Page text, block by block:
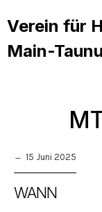
Verein für
Main-
15 Juni 2025
WANN